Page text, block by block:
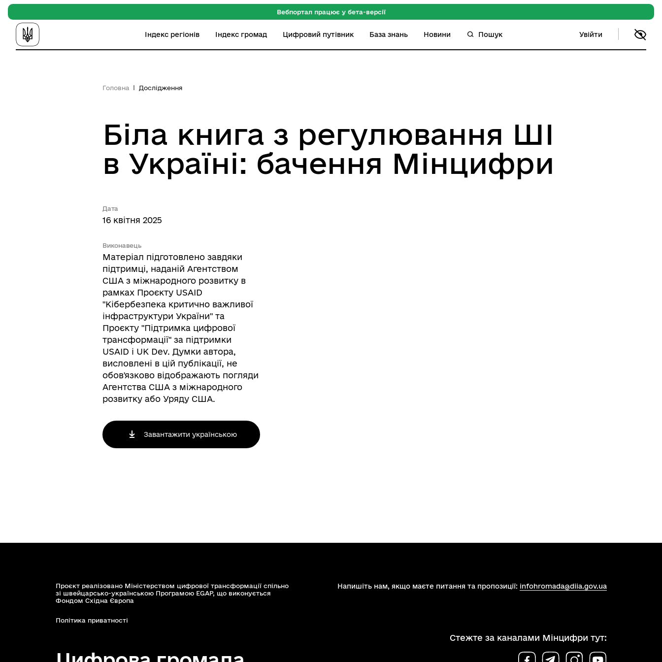
Вебпортал працює у бета-версії
Індекс регіонів Індекс громад Цифровий путівник База знань Новини Пошук Увійти
Головна Дослідження
Біла книга з регулювання ШІ
в Україні: бачення Мінцифри
Дата
16 квітня 2025
Виконавець
Матеріал підготовлено завдяки
підтримці, наданій Агентством
США з міжнародного розвитку в
рамках Проєкту USAID
"Кібербезпека критично важливої
інфраструктури України" та
Проєкту "Підтримка цифрової
трансформації" за підтримки
USAID і UK Dev. Думки автора,
висловлені в цій публікації, не
обов'язково відображають погляди
Агентства США з міжнародного
розвитку або Уряду США.
Завантажити українською
Проєкт реалізовано Міністерством цифрової трансформації спільно
зі швейцарсько-українською Програмою EGAP, що виконується
Фондом Східна Європа
Політика приватності
Напишіть нам, якщо маєте питання та пропозиції: infohromada@diia.gov.ua
Стежте за каналами Мінцифри тут: